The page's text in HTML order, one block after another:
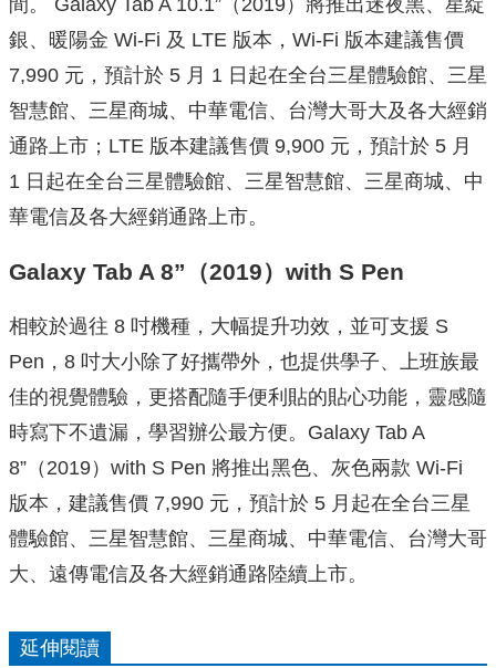
間。 Galaxy Tab A 10.1”（2019）將推出迷夜黑、星綻
銀、暖陽金 Wi-Fi 及 LTE 版本，Wi-Fi 版本建議售價
7,990 元，預計於 5 月 1 日起在全台三星體驗館、三星
智慧館、三星商城、中華電信、 台灣大哥大及各大經銷
通路上市；LTE 版本建議售價 9,900 元，預計於 5 月
1 日起在全台三星體驗館、三星智慧館、 三星商城、中
華電信及各大經銷通路上市。
Galaxy Tab A 8”（2019）with S Pen
相較於過往 8 吋機種，大幅提升功效，並可支援 S
Pen，8 吋大小除了好攜帶外，也提供學子、
上班族最
佳的視覺體驗，更搭配隨手便利貼的貼心功能， 靈感隨
時寫下不遺漏，學習辦公最方便。Galaxy Tab A
8”（2019）with S Pen 將推出黑色、灰色兩款 Wi-Fi
版本，建議售價 7,990 元 ，預計於 5 月起在全台三星
體驗館、三星智慧館、三星商城、 中華電信、台灣大哥
大、遠傳電信及各大經銷通路陸續上市。
延伸閱讀